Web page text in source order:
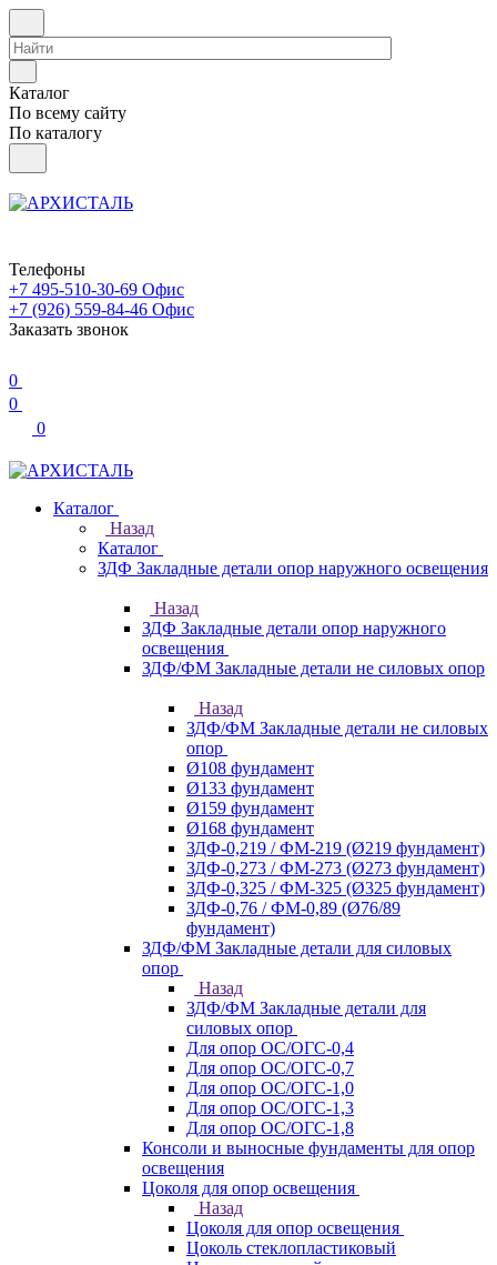
Каталог
По всему сайту
По каталогу
Телефоны
+7 495-510-30-69 Офис
+7 (926) 559-84-46 Офис
Заказать звонок
0
0
0
Каталог
Назад
Каталог
ЗДФ Закладные детали опор наружного освещения
Назад
ЗДФ Закладные детали опор наружного
освещения
ЗДФ/ФМ Закладные детали не силовых опор
Назад
ЗДФ/ФМ Закладные детали не силовых
опор
Ø108 фундамент
Ø133 фундамент
Ø159 фундамент
Ø168 фундамент
ЗДФ-0,219 / ФМ-219 (Ø219 фундамент)
ЗДФ-0,273 / ФМ-273 (Ø273 фундамент)
ЗДФ-0,325 / ФМ-325 (Ø325 фундамент)
ЗДФ-0,76 / ФМ-0,89 (Ø76/89
фундамент)
ЗДФ/ФМ Закладные детали для силовых
опор
Назад
ЗДФ/ФМ Закладные детали для
силовых опор
Для опор ОС/ОГС-0,4
Для опор ОС/ОГС-0,7
Для опор ОС/ОГС-1,0
Для опор ОС/ОГС-1,3
Для опор ОС/ОГС-1,8
Консоли и выносные фундаменты для опор
освещения
Цоколя для опор освещения
Назад
Цоколя для опор освещения
Цоколь стеклопластиковый